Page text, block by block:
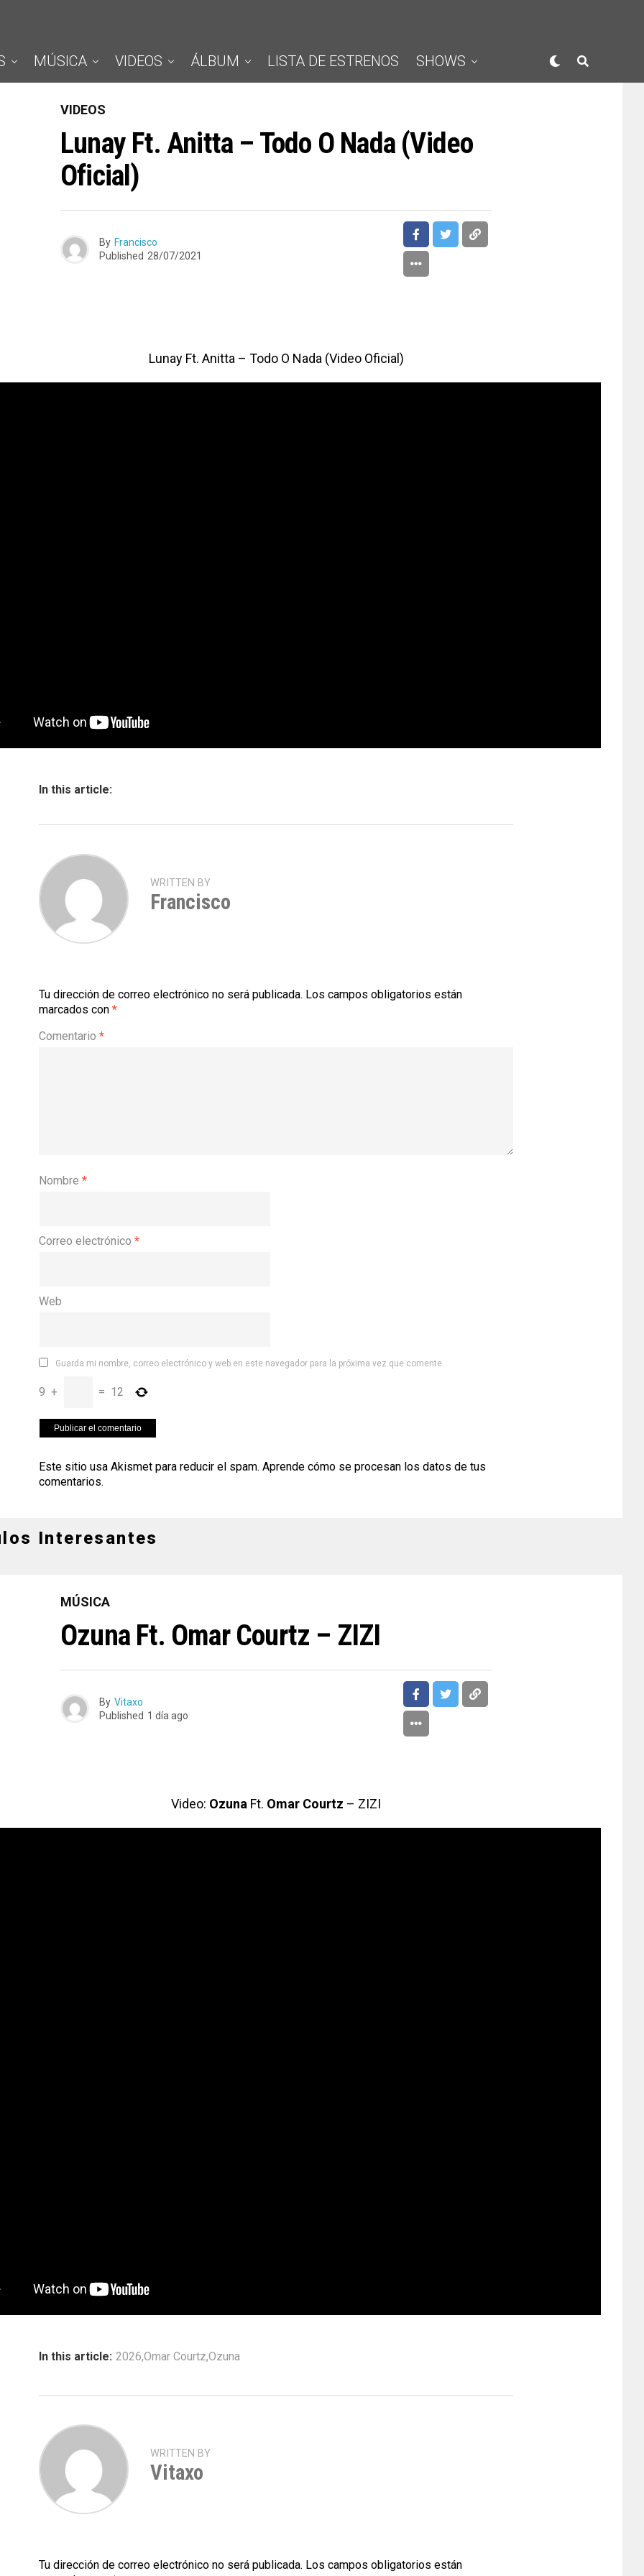
MÚSICA VIDEOS ÁLBUM LISTA DE ESTRENOS SHOWS
VIDEOS
Lunay Ft. Anitta – Todo O Nada (Video
Oficial)
By Francisco
Published 28/07/2021
Lunay Ft. Anitta – Todo O Nada (Video Oficial)
In this article:
WRITTEN BY
Francisco
Tu dirección de correo electrónico no será publicada. Los campos obligatorios están
marcados con *
Comentario *
Nombre *
Correo electrónico *
Web
Guarda mi nombre, correo electrónico y web en este navegador para la próxima vez que comente.
9 + = 12
Este sitio usa Akismet para reducir el spam. Aprende cómo se procesan los datos de tus
comentarios.
Interesantes
MÚSICA
Ozuna Ft. Omar Courtz – ZIZI
By Vitaxo
Published 1 día ago
Video: Ozuna Ft. Omar Courtz – ZIZI
In this article: 2026,Omar Courtz,Ozuna
WRITTEN BY
Vitaxo
Tu dirección de correo electrónico no será publicada. Los campos obligatorios están